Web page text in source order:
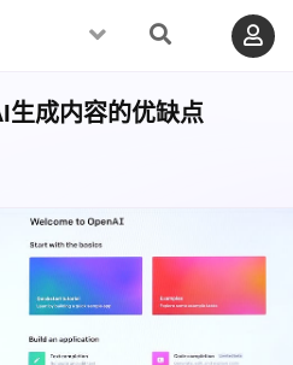
生成内容的优缺点